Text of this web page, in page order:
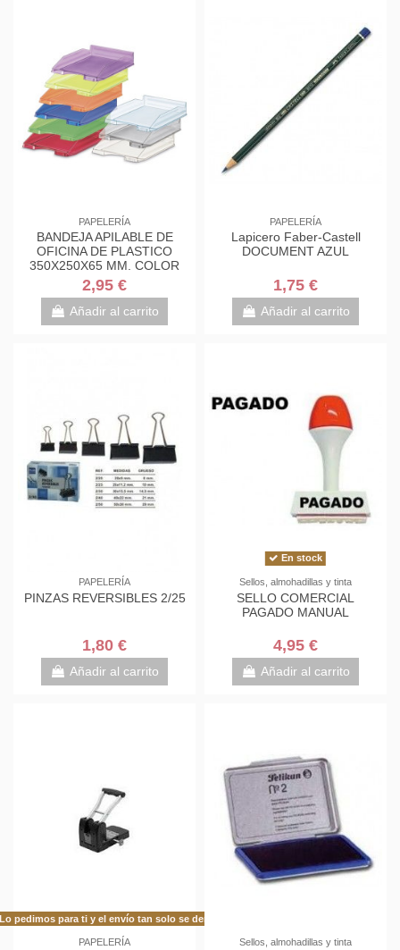
PAPELERÍA
BANDEJA APILABLE DE
OFICINA DE PLASTICO
350X250X65 MM. COLOR
TRANSPARENTE FAIBO 93-
23
2,95 €
Añadir al carrito
PAPELERÍA
Lapicero Faber-Castell
DOCUMENT AZUL
1,75 €
Añadir al carrito
PAPELERÍA
PINZAS REVERSIBLES 2/25
1,80 €
Añadir al carrito
En stock
Sellos, almohadillas y tinta
SELLO COMERCIAL
PAGADO MANUAL
4,95 €
Añadir al carrito
pedimos para ti y el envío tan solo se demora 48h más de lo habitual!
PAPELERÍA Sellos, almohadillas y tinta